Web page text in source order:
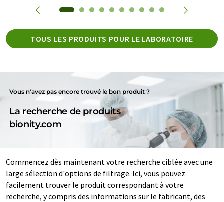
TOUS LES PRODUITS POUR LE LABORATOIRE
Vous n'avez pas encore trouvé le bon produit ?
La recherche de produits
bionity.com
Commencez dès maintenant votre recherche ciblée avec une
large sélection d'options de filtrage. Ici, vous pouvez
facilement trouver le produit correspondant à votre
recherche, y compris des informations sur le fabricant, des